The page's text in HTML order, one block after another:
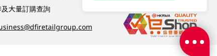
大量訂購查詢